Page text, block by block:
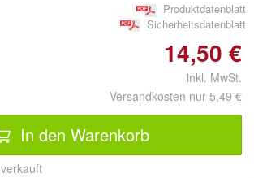
Produktdatenblatt
Sicherheitsdatenblatt
14,50 €
inkl. MwSt.
Versandkosten nur 5,49 €
In den Warenkorb
verkauft